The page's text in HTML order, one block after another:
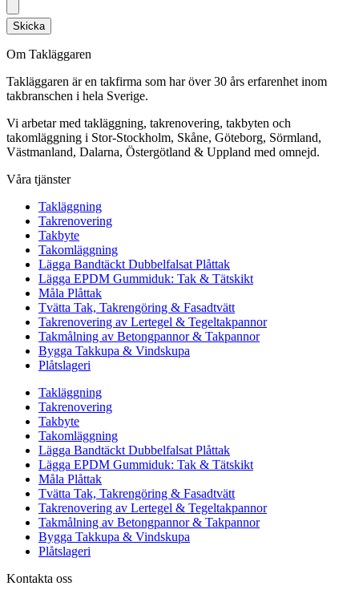
Skicka
Om Takläggaren
Takläggaren är en takfirma som har över 30 års erfarenhet inom
takbranschen i hela Sverige.
Vi arbetar med takläggning, takrenovering, takbyten och
takomläggning i Stor-Stockholm, Skåne, Göteborg, Sörmland,
Västmanland, Dalarna, Östergötland & Uppland med omnejd.
Våra tjänster
Takläggning
Takrenovering
Takbyte
Takomläggning
Lägga Bandtäckt Dubbelfalsat Plåttak
Lägga EPDM Gummiduk: Tak & Tätskikt
Måla Plåttak
Tvätta Tak, Takrengöring & Fasadtvätt
Takrenovering av Lertegel & Tegeltakpannor
Takmålning av Betongpannor & Takpannor
Bygga Takkupa & Vindskupa
Plåtslageri
Takläggning
Takrenovering
Takbyte
Takomläggning
Lägga Bandtäckt Dubbelfalsat Plåttak
Lägga EPDM Gummiduk: Tak & Tätskikt
Måla Plåttak
Tvätta Tak, Takrengöring & Fasadtvätt
Takrenovering av Lertegel & Tegeltakpannor
Takmålning av Betongpannor & Takpannor
Bygga Takkupa & Vindskupa
Plåtslageri
Kontakta oss